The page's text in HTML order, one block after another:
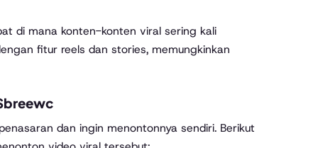
di mana konten-konten viral sering kali
fitur reels dan stories, memungkinkan
dan ingin menontonnya sendiri. Berikut